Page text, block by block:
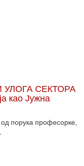
СЕКТОРА
као Јужна
од порука професорке,